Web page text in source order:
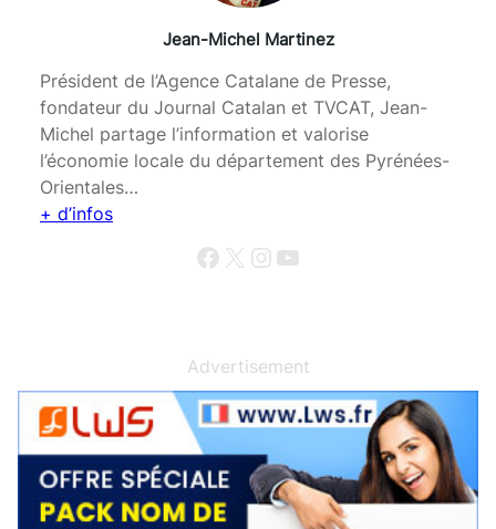
Jean-Michel Martinez
Président de l’Agence Catalane de Presse,
fondateur du Journal Catalan et TVCAT, Jean-
Michel partage l’information et valorise
l’économie locale du département des Pyrénées-
Orientales…
+ d’infos
Facebook X Instagram YouTube
Advertisement